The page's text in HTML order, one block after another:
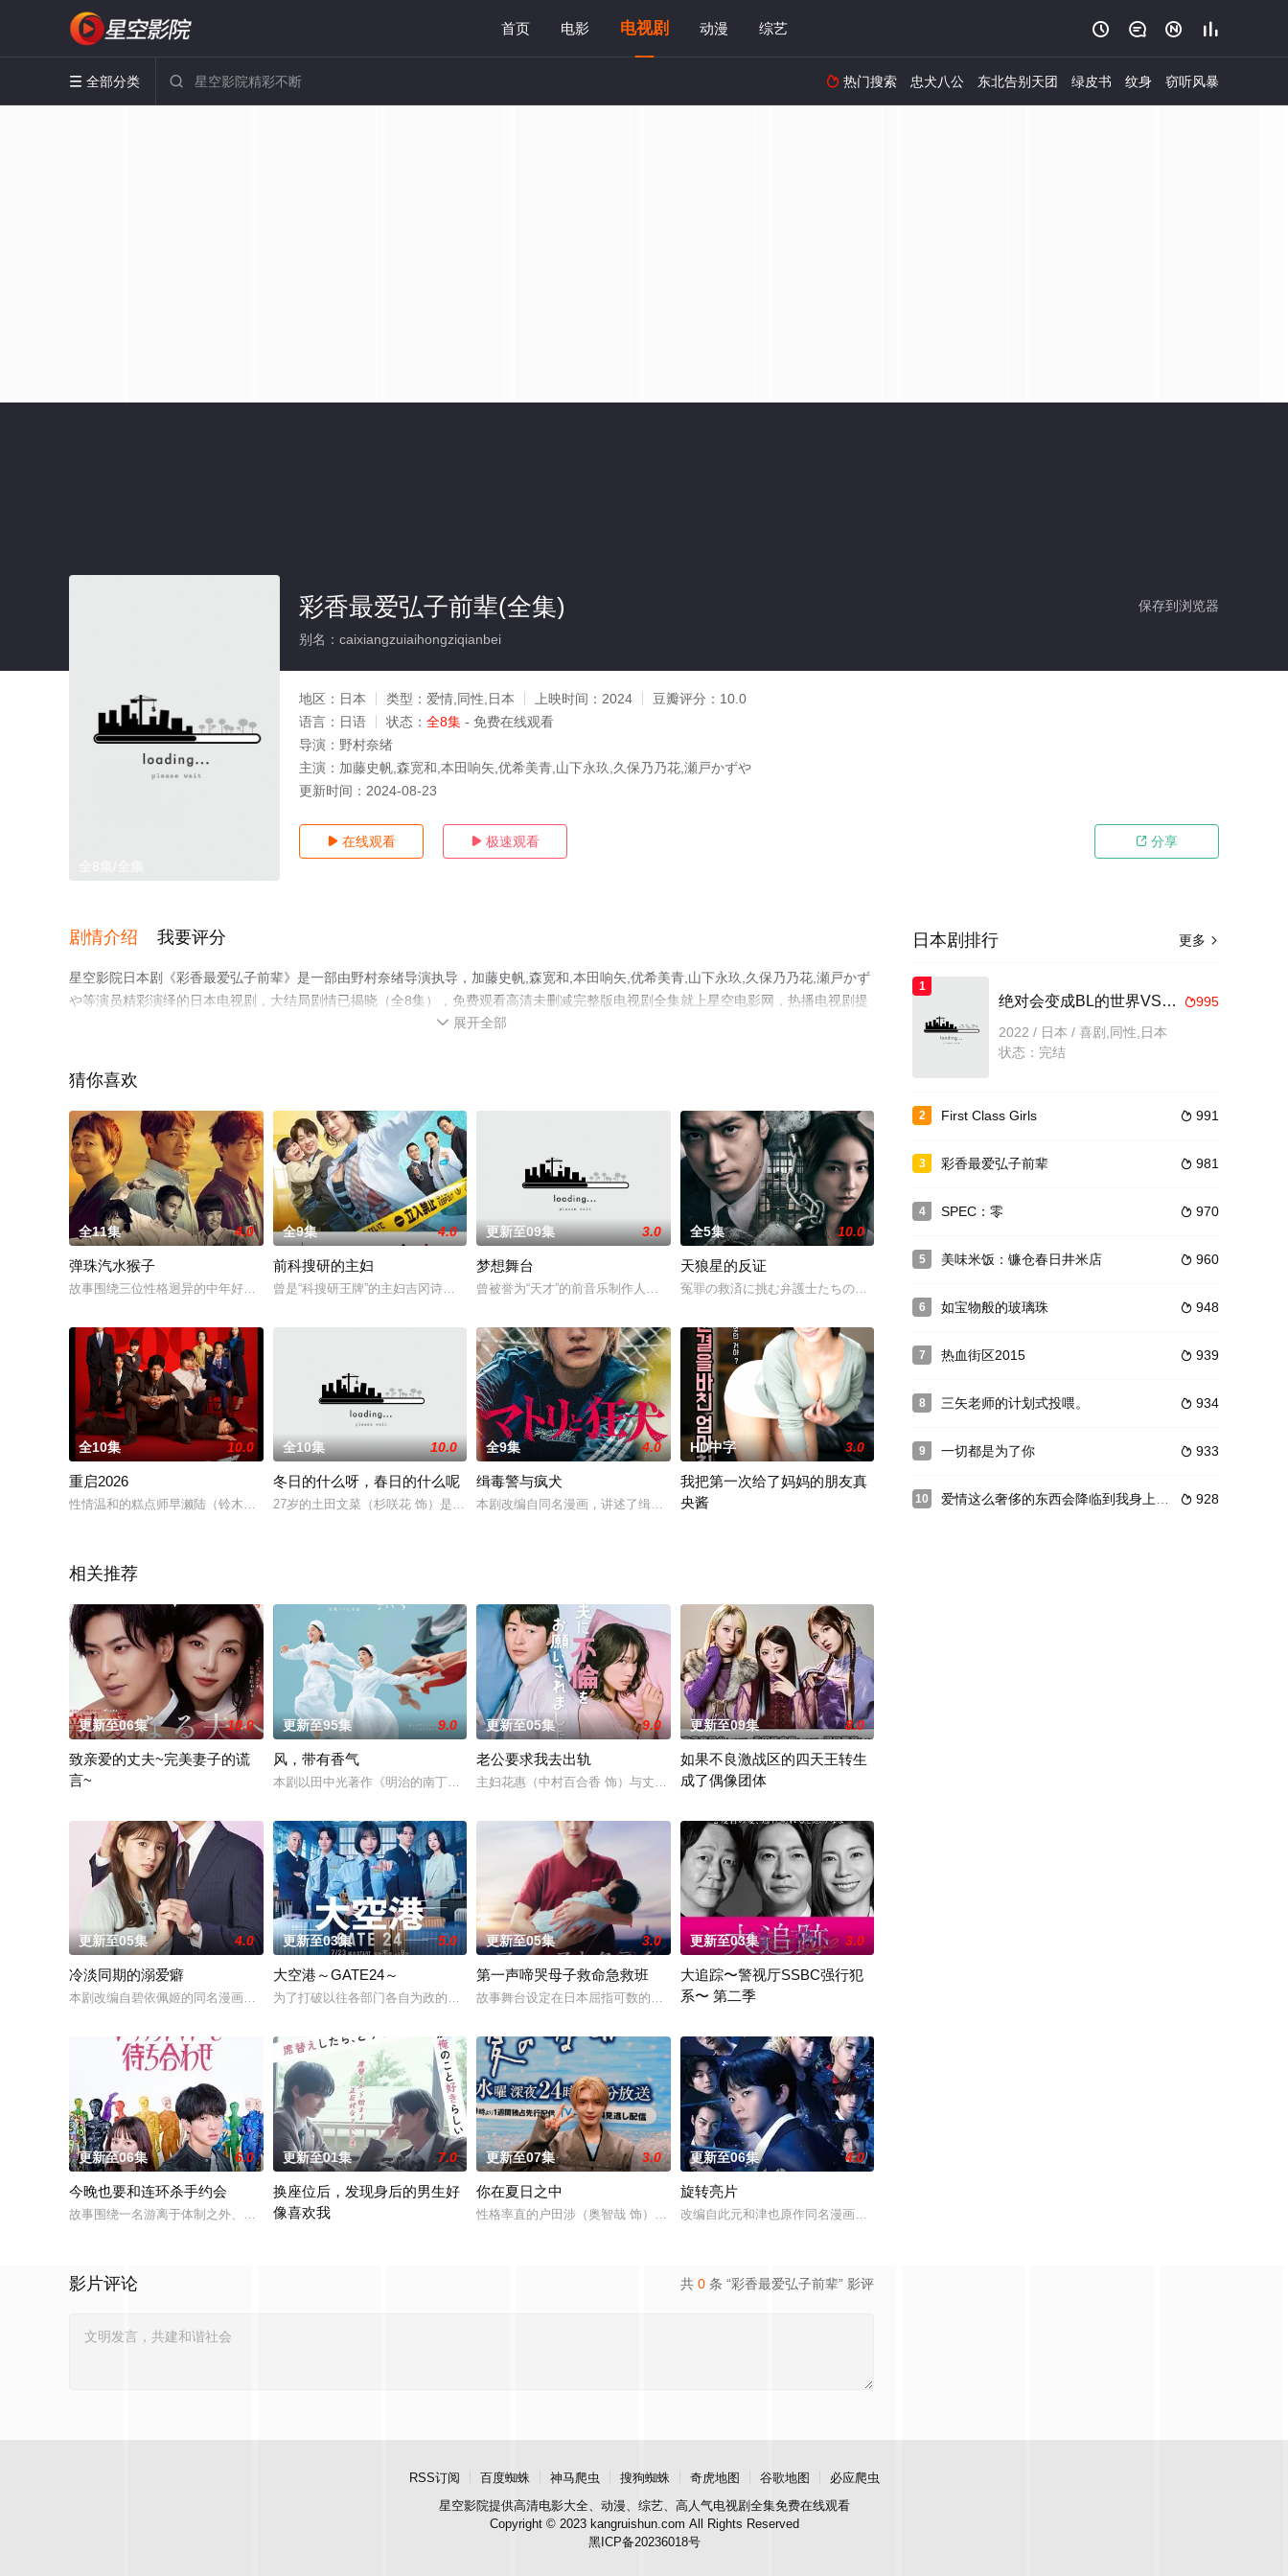
首页 电影 电视剧 动漫 综艺    
 全部分类   热门搜索 忠犬八公 东北告别天团 绿皮书 纹身 窃听风暴
保存到浏览器
彩香最爱弘子前辈(全集)
别名：caixiangzuiaihongziqianbei
地区： 日本 类型： 爱情,同性,日本 上映时间： 2024 豆瓣评分： 10.0
语言： 日语 状态： 全8集 - 免费在线观看
导演： 野村奈绪
主演： 加藤史帆,森宽和,本田响矢,优希美青,山下永玖,久保乃乃花,瀬戸かずや
更新时间： 2024-08-23
 在线观看  极速观看  分享
剧情介绍 我要评分
星空影院日本剧《彩香最爱弘子前辈》是一部由野村奈绪导演执导，加藤史帆,森宽和,本田响矢,优希美青,山下永玖,久保乃乃花,瀬戸かず
や等演员精彩演绎的日本电视剧，大结局剧情已揭晓（全8集），免费观看高清未删减完整版电视剧全集就上星空电影网，热播电视剧提
前免费观看，更多剧情信息可移步至豆瓣电视剧、电视猫或剧情网等平台了解。
 展开全部
猜你喜欢
全11集 4.0
弹珠汽水猴子
故事围绕三位性格迥异的中年好友展开：吉井雄太曾是大型商社王牌业务，如今被调闲职，生活空虚；藤卷肇是中学
全9集 4.0
前科搜研的主妇
曾是“科搜研王牌”的主妇吉冈诗织（松本真理香 饰），一边处理家务育儿，一边以科学推理破解各种案件。丈夫
更新至09集 3.0
梦想舞台
曾被誉为“天才”的前音乐制作人吾妻润（中村伦也 饰）因事件遭业界驱逐，放弃了追梦的勇气，却被迫指导韩国
全5集 10.0
天狼星的反证
冤罪の救済に挑む弁護士たちの戦いを描く社会派ミステリー「連続ドラマＷ シリウスの反証」をＷＯＷＯＷ
全10集 10.0
重启2026
性情温和的糕点师早濑陆（铃木亮平 饰）与妻子夏海、儿子和母亲经营“早濑洋菓子店”。但两年半前妻子失踪，
全10集 10.0
冬日的什么呀，春日的什么呢
27岁的土田文菜（杉咲花 饰）是一名已出版两本作品、正在创作第三本小说的作家，平时也在古着店打工。她有
全9集 4.0
缉毒警与疯犬
本剧改编自同名漫画，讲述了缉毒搜查官·黑崎，毒贩·梅泽，以及刑警·葛城……这三个与毒品这个魔物有着深仇
HD中字 3.0
我把第一次给了妈妈的朋友真
央酱
相关推荐
更新至06集 10.0
致亲爱的丈夫~完美妻子的谎
言~
更新至95集 9.0
风，带有香气
本剧以田中光著作《明治的南丁格尔 大关和物语》为原案，取材自日本首位专业女护士大关和与铃木雅的真实经历
更新至05集 9.0
老公要求我去出轨
主妇花惠（中村百合香 饰）与丈夫弘树（佐野玲於 饰）及4岁女儿看似幸福，却面临着丧偶式育儿与长达5年的
更新至09集 8.0
如果不良激战区的四天王转生
成了偶像团体
更新至05集 4.0
冷淡同期的溺爱癖
本剧改编自碧依佩姬的同名漫画，是一部办公室爱情故事，讲述拥有特殊能力的读心少女与外表冷酷、却在脑海中不
更新至03集 5.0
大空港～GATE24～
为了打破以往各部门各自为政的死板规矩，内阁官房直属成立了一个特殊的新部门“GATE24”。这个部门直接
更新至05集 3.0
第一声啼哭母子救命急救班
故事舞台设定在日本屈指可数的顶级豪华医院“圣菲奥娜医院”。少子化、医生短缺、地方产科接连关闭……在令和
更新至03集 3.0
大追踪〜警视厅SSBC强行犯
系〜 第二季
更新至06集 6.0
今晚也要和连环杀手约会
故事围绕一名游离于体制之外、孤傲冷峻的“独狼”刑警，与一位拥有特异功能的神秘密友展开。女主角黑井雏田只
更新至01集 7.0
换座位后，发现身后的男生好
像喜欢我
更新至07集 3.0
你在夏日之中
性格率直的户田涉（奥智哉 饰）与校园风云人物佐伯千晴（杢代和人 饰）因共同的电影爱好而结缘。在千晴告白
更新至06集 4.0
旋转亮片
改编自此元和津也原作同名漫画。不起眼的高中生三井宏太在好友内新次郎的邀请下加入了钓鱼部。虽然听说
共 0 条 “彩香最爱弘子前辈” 影评
影片评论
更多 
日本剧排行
1
995
绝对会变成BL的世界VS绝不想变成BL的男人第二季
2022 / 日本 / 喜剧,同性,日本
状态：完结
2  991
First Class Girls
3  981
彩香最爱弘子前辈
4  970
SPEC：零
5  960
美味米饭：镰仓春日井米店
6  948
如宝物般的玻璃珠
7  939
热血街区2015
8  934
三矢老师的计划式投喂。
9  933
一切都是为了你
10  928
爱情这么奢侈的东西会降临到我身上吗？
RSS订阅 百度蜘蛛 神马爬虫 搜狗蜘蛛 奇虎地图 谷歌地图
必应爬虫
星空影院提供高清电影大全、动漫、综艺、高人气电视剧全集免费在线观看
Copyright © 2023 kangruishun.com All Rights Reserved
黑ICP备20236018号